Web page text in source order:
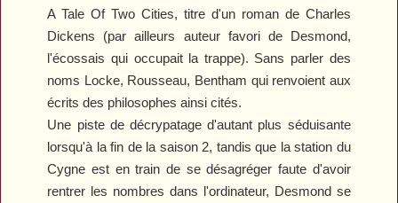
A Tale Of Two Cities, titre d'un roman de Charles
Dickens (par ailleurs auteur favori de Desmond,
l'écossais qui occupait la trappe). Sans parler des
noms Locke, Rousseau, Bentham qui renvoient aux
écrits des philosophes ainsi cités.
Une piste de décrypatage d'autant plus séduisante
lorsqu'à la fin de la saison 2, tandis que la station du
Cygne est en train de se désagréger faute d'avoir
rentrer les nombres dans l'ordinateur, Desmond se